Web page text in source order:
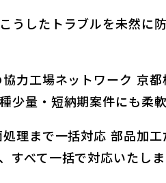
うしたトラブルを未然に
力工場ネットワーク 京
少量・短納期案件にも柔軟
理まで一括対応 部品加
すべて一括で対応いたしま